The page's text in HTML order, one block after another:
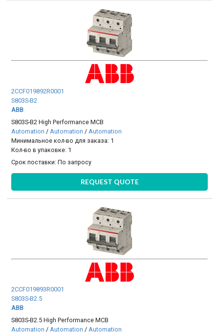
2CCF019892R0001
S803S-B2
ABB
S803S-B2 High Performance MCB
Automation / Automation / Automation
Минимальное кол-во для заказа: 1
Кол-во в упаковке: 1
Срок поставки:По запросу
REQUEST QUOTE
2CCF019893R0001
S803S-B2.5
ABB
S803S-B2.5 High Performance MCB
Automation /Automation /Automation